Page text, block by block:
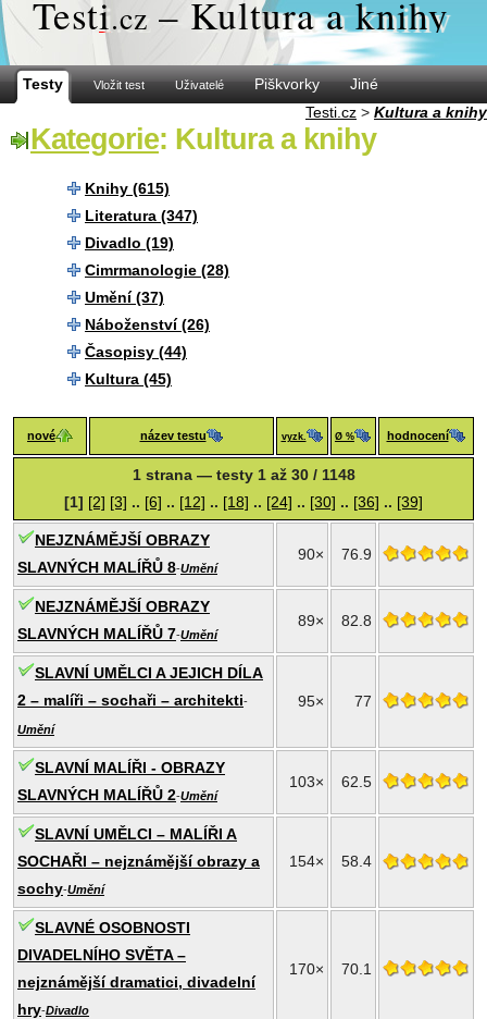
Testi.cz – Kultura a knihy
Testy Vložit test Uživatelé Piškvorky
Jiné
Testi.cz > Kultura a knihy
Kategorie: Kultura a knihy
Knihy (615)
Literatura (347)
Divadlo (19)
Cimrmanologie (28)
Umění (37)
Náboženství (26)
Časopisy (44)
Kultura (45)
nové název testu vyzk. Ø % hodnocení
1 strana — testy 1 až 30 / 1148
[1] [2] [3] .. [6] .. [12] .. [18] .. [24] .. [30] .. [36] .. [39]
NEJZNÁMĚJŠÍ OBRAZY
SLAVNÝCH MALÍŘŮ 8-Umění
90× 76.9
NEJZNÁMĚJŠÍ OBRAZY
SLAVNÝCH MALÍŘŮ 7-Umění
89× 82.8
SLAVNÍ UMĚLCI A JEJICH DÍLA
2 – malíři – sochaři – architekti-
Umění
95× 77
SLAVNÍ MALÍŘI - OBRAZY
SLAVNÝCH MALÍŘŮ 2-Umění
103× 62.5
SLAVNÍ UMĚLCI – MALÍŘI A
SOCHAŘI – nejznámější obrazy a
sochy-Umění
154× 58.4
SLAVNÉ OSOBNOSTI
DIVADELNÍHO SVĚTA –
nejznámější dramatici, divadelní
hry-Divadlo
170× 70.1